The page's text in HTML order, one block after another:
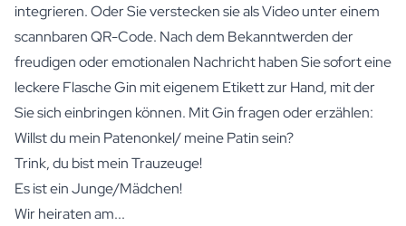
integrieren. Oder Sie verstecken sie als Video unter einem
scannbaren QR-Code. Nach dem Bekanntwerden der
freudigen oder emotionalen Nachricht haben Sie sofort eine
leckere Flasche Gin mit eigenem Etikett zur Hand, mit der
Sie sich einbringen können. Mit Gin fragen oder erzählen:
Willst du mein Patenonkel/ meine Patin sein?
Trink, du bist mein Trauzeuge!
Es ist ein Junge/Mädchen!
Wir heiraten am...